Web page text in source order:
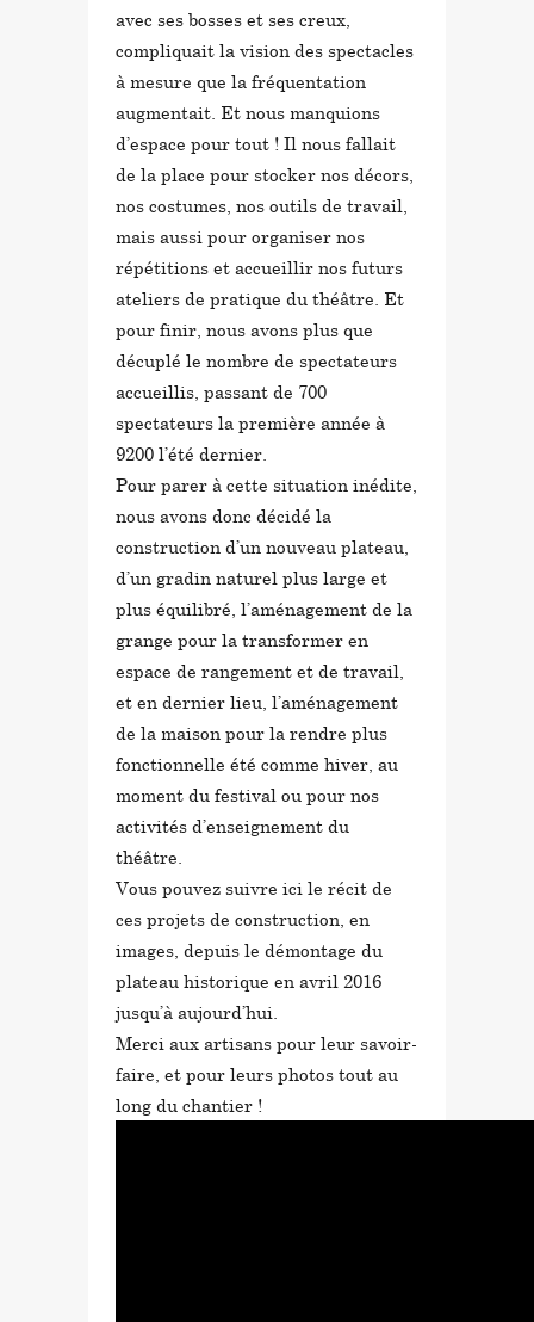
avec ses bosses et ses creux,
compliquait la vision des spectacles
à mesure que la fréquentation
augmentait. Et nous manquions
d’espace pour tout ! Il nous fallait
de la place pour stocker nos décors,
nos costumes, nos outils de travail,
mais aussi pour organiser nos
répétitions et accueillir nos futurs
ateliers de pratique du théâtre. Et
pour finir, nous avons plus que
décuplé le nombre de spectateurs
accueillis, passant de 700
spectateurs la première année à
9200 l’été dernier.
Pour parer à cette situation inédite,
nous avons donc décidé la
construction d’un nouveau plateau,
d’un gradin naturel plus large et
plus équilibré, l’aménagement de la
grange pour la transformer en
espace de rangement et de travail,
et en dernier lieu, l’aménagement
de la maison pour la rendre plus
fonctionnelle été comme hiver, au
moment du festival ou pour nos
activités d’enseignement du
théâtre.
Vous pouvez suivre ici le récit de
ces projets de construction, en
images, depuis le démontage du
plateau historique en avril 2016
jusqu’à aujourd’hui.
Merci aux artisans pour leur savoir-
faire, et pour leurs photos tout au
long du chantier !